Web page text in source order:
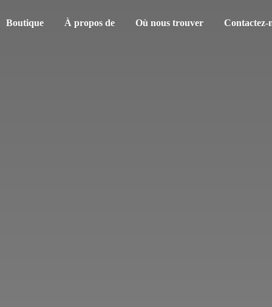
Boutique À propos de Où nous trouver Contactez-